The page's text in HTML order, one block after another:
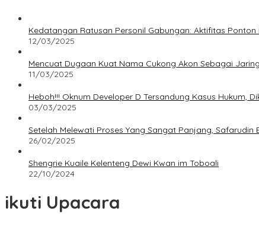
Kedatangan Ratusan Personil Gabungan: Aktifitas
12/03/2025
Mencuat Dugaan Kuat Nama Cukong Akon Sebagai
11/03/2025
Heboh!!! Oknum Developer D Tersandung Kasus Hukum,
03/03/2025
Setelah Melewati Proses Yang Sangat Panjang,
26/02/2025
Shengrie Kuaile Kelenteng Dewi Kwan im Toboali
22/10/2024
ikuti Upacara